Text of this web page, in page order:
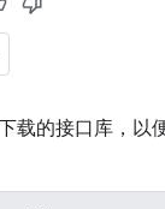
载的接口库，以